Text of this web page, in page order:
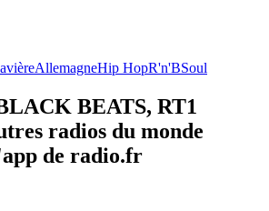
AllemagneHip HopR'n'BSoul
BEATS, RT1
radios du monde
de radio.fr